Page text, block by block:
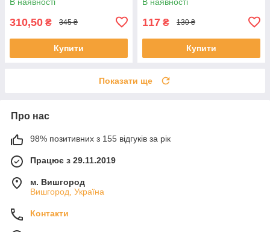
310,50 ₴ 345 ₴
Купити
117 ₴ 130 ₴
Купити
Показати ще
Про нас
98% позитивних з 155 відгуків за рік
Працює з 29.11.2019
м. Вишгород
Вишгород, Україна
Контакти